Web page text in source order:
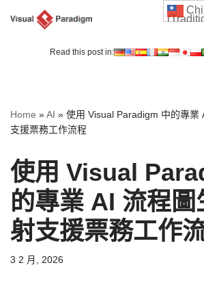
Read this post in:
Home »AI » 使用 Visual Paradigm 中的專業
支援票務工作流程
使用 Visual
的專業 AI 流程圖
射支援票務工作
3 2 月, 2026